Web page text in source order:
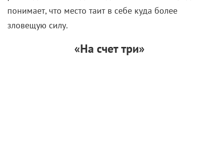
понимает, что место таит в себе куда более
зловещую силу.
«На счет три»